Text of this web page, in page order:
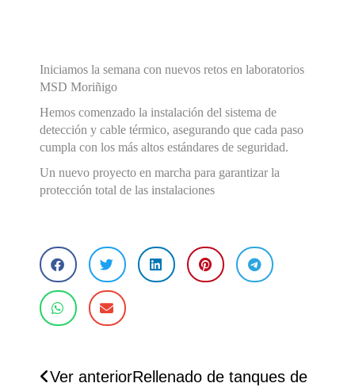
Iniciamos la semana con nuevos retos en laboratorios
MSD Moriñigo
Hemos comenzado la instalación del sistema de
detección y cable térmico, asegurando que cada paso
cumpla con los más altos estándares de seguridad.
Un nuevo proyecto en marcha para garantizar la
protección total de las instalaciones
Ver anteriorRellenado de tanques de